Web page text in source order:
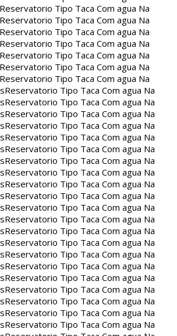
Reservatorio Tipo Taca Com agua Na
Reservatorio Tipo Taca Com agua Na
Reservatorio Tipo Taca Com agua Na
Reservatorio Tipo Taca Com agua Na
Reservatorio Tipo Taca Com agua Na
Reservatorio Tipo Taca Com agua Na
Reservatorio Tipo Taca Com agua Na
Reservatorio Tipo Taca Com agua Na
Reservatorio Tipo Taca Com agua Na
Reservatorio Tipo Taca Com agua Na
Reservatorio Tipo Taca Com agua Na
Reservatorio Tipo Taca Com agua Na
Reservatorio Tipo Taca Com agua Na
Reservatorio Tipo Taca Com agua Na
Reservatorio Tipo Taca Com agua Na
Reservatorio Tipo Taca Com agua Na
Reservatorio Tipo Taca Com agua Na
Reservatorio Tipo Taca Com agua Na
Reservatorio Tipo Taca Com agua Na
Reservatorio Tipo Taca Com agua Na
Reservatorio Tipo Taca Com agua Na
Reservatorio Tipo Taca Com agua Na
Reservatorio Tipo Taca Com agua Na
Reservatorio Tipo Taca Com agua Na
Reservatorio Tipo Taca Com agua Na
Reservatorio Tipo Taca Com agua Na
Reservatorio Tipo Taca Com agua Na
Reservatorio Tipo Taca Com agua Na